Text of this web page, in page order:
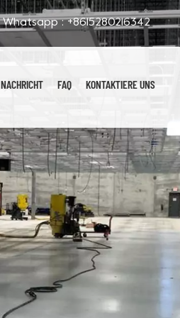
Whatsapp :+8615280216342
NACHRICHT FAQ KONTAKTIERE UNS